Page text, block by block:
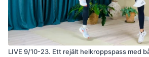
LIVE 9/10-23. Ett rejält helkroppspass med